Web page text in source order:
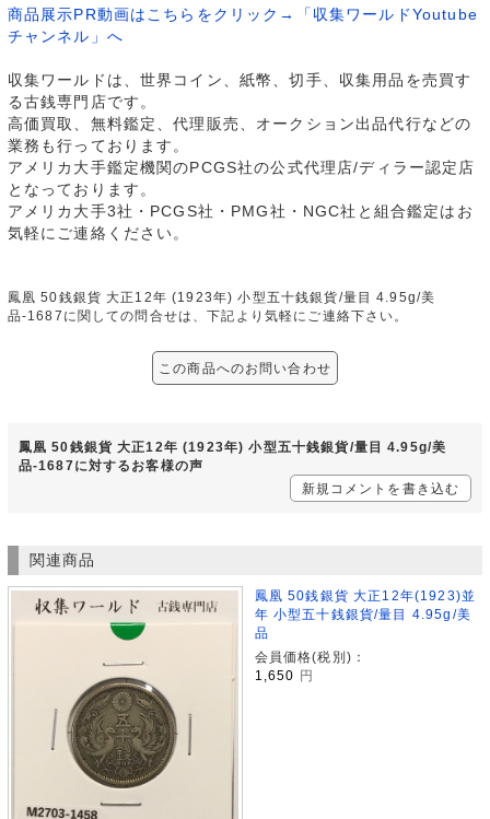
商品展示PR動画はこちらをクリック→「収集ワールドYoutube
チャンネル」へ
収集ワールドは、世界コイン、紙幣、切手、収集用品を売買す
る古銭専門店です。
高価買取、無料鑑定、代理販売、オークション出品代行などの
業務も行っております。
アメリカ大手鑑定機関のPCGS社の公式代理店/ディラー認定店
となっております。
アメリカ大手3社・PCGS社・PMG社・NGC社と組合鑑定はお
気軽にご連絡ください。
鳳凰 50銭銀貨 大正12年 (1923年) 小型五十銭銀貨/量目 4.95g/美
品-1687に関しての問合せは、下記より気軽にご連絡下さい。
この商品へのお問い合わせ
鳳凰 50銭銀貨 大正12年 (1923年) 小型五十銭銀貨/量目 4.95g/美
品-1687に対するお客様の声
新規コメントを書き込む
関連商品
鳳凰 50銭銀貨 大正12年(1923)並
年 小型五十銭銀貨/量目 4.95g/美
品
会員価格(税別)：
1,650
円